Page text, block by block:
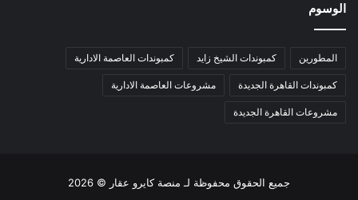
الوسوم
المطورين كمبوندات الشيخ زايد كمبوندات العاصمة الادارية
كمبوندات القاهرة الجديدة مشروعات العاصمة الادارية
مشروعات القاهرة الجديدة
جميع الحقوق محفوظة لـ منصة كايرو عقار © 2026